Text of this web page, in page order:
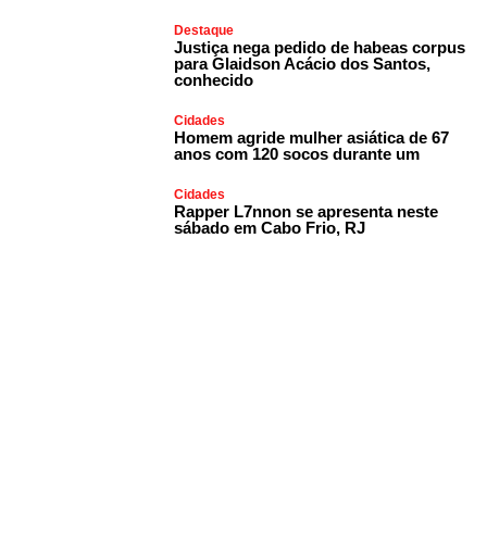
Destaque
Justiça nega pedido de habeas corpus
para Glaidson Acácio dos Santos,
conhecido
Cidades
Homem agride mulher asiática de 67
anos com 120 socos durante um
Cidades
Rapper L7nnon se apresenta neste
sábado em Cabo Frio, RJ